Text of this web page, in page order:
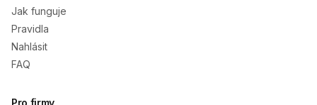
Jak funguje
Pravidla
Nahlásit
FAQ
Pro firmy